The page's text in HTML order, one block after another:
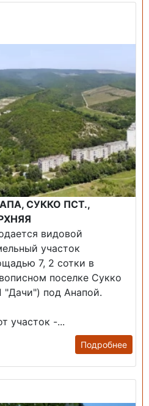
СУККО ПСТ.,
видовой
участок
7, 2 сотки в
поселке Сукко
"Дачи") под Анапой.
участок -...
Подробнее